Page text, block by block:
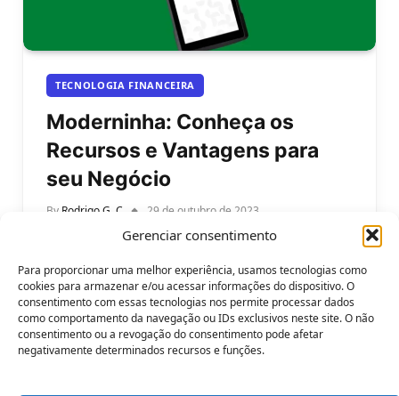
Gerenciar consentimento
Para proporcionar uma melhor experiência, usamos tecnologias como
cookies para armazenar e/ou acessar informações do dispositivo. O
consentimento com essas tecnologias nos permite processar dados
como comportamento da navegação ou IDs exclusivos neste site. O não
consentimento ou a revogação do consentimento pode afetar
negativamente determinados recursos e funções.
TECNOLOGIA FINANCEIRA
Moderninha: Conheça os
Recursos e Vantagens para
seu Negócio
By Rodrigo G. C 29 de outubro de 2023
Moderninha: Conheça os Recursos e Vantagens
para seu Negócio. Moderninha é uma maquininha
de cartão da PagSeguro que permite que…